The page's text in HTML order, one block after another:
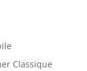
Classique